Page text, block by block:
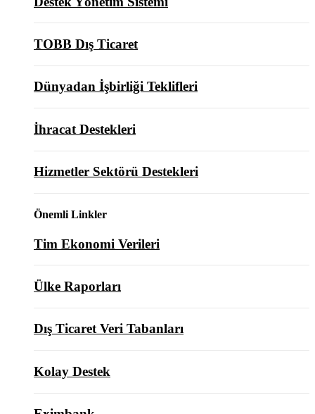
TOBB Dış Ticaret
Dünyadan İşbirliği Teklifleri
İhracat Destekleri
Hizmetler Sektörü Destekleri
Önemli Linkler
Tim Ekonomi Verileri
Ülke Raporları
Dış Ticaret Veri Tabanları
Kolay Destek